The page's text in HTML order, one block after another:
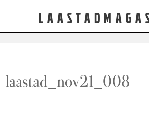
laastad_nov21_008